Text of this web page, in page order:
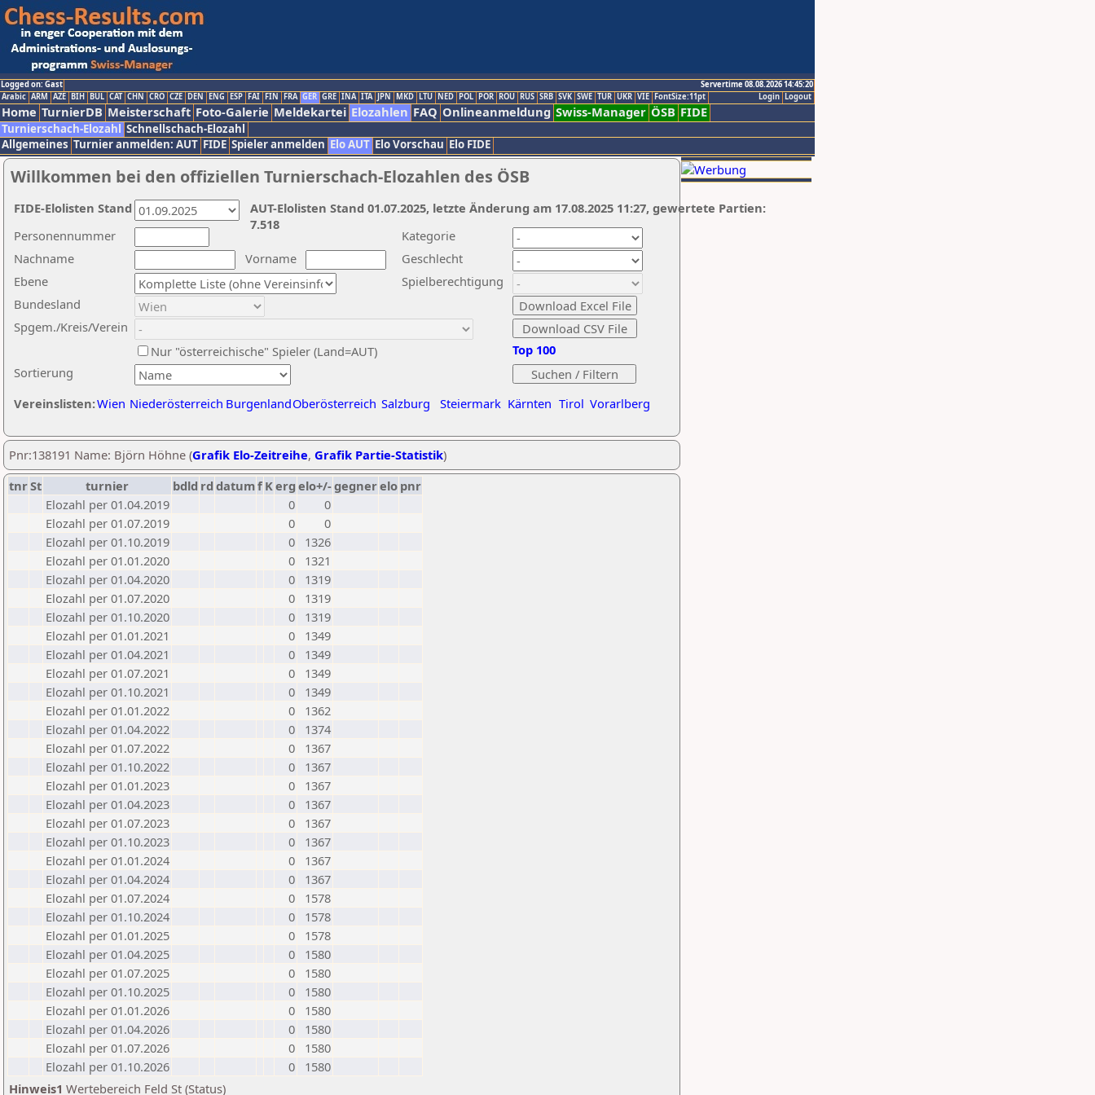
Logged on: Gast
Servertime 08.08.2026 14:45:20
Logout
Login
Arabic ARM AZE BIH BUL CAT CHN CRO CZE DEN ENG ESP FAI FIN FRA GER GRE INA ITA JPN MKD LTU NED POL POR ROU RUS SRB SVK SWE TUR UKR VIE FontSize:11pt
Home TurnierDB Meisterschaft Foto-Galerie Meldekartei Elozahlen FAQ Onlineanmeldung Swiss-Manager ÖSB FIDE
Turnierschach-Elozahl Schnellschach-Elozahl
Allgemeines Turnier anmelden: AUT FIDE Spieler anmelden Elo AUT Elo Vorschau Elo FIDE
Willkommen bei den offiziellen Turnierschach-Elozahlen des ÖSB
Nachname
Vorname
Ebene
Kategorie
Sortierung
Personennummer
Bundesland
Spgem./Kreis/Verein
Geschlecht
Nur "österreichische" Spieler (Land=AUT)
Spielberechtigung
Vereinslisten:Wien Niederösterreich BurgenlandOberösterreich Salzburg Steiermark Kärnten Tirol Vorarlberg
Top 100
AUT-Elolisten Stand 01.07.2025, letzte Änderung am 17.08.2025 11:27, gewertete Partien:
7.518
FIDE-Elolisten Stand
Pnr:138191 Name: Björn Höhne (Grafik Elo-Zeitreihe, Grafik Partie-Statistik)
tnrSt turnier bdld rd datumf Kerg elo+/-gegnerelo pnr
Elozahl per 01.04.2019
0
0
Elozahl per 01.07.2019
0
0
Elozahl per 01.10.2019
0
1326
Elozahl per 01.01.2020
0
1321
Elozahl per 01.04.2020
0
1319
Elozahl per 01.07.2020
0
1319
Elozahl per 01.10.2020
0
1319
Elozahl per 01.01.2021
0
1349
Elozahl per 01.04.2021
0
1349
Elozahl per 01.07.2021
0
1349
Elozahl per 01.10.2021
0
1349
Elozahl per 01.01.2022
0
1362
Elozahl per 01.04.2022
0
1374
Elozahl per 01.07.2022
0
1367
Elozahl per 01.10.2022
0
1367
Elozahl per 01.01.2023
0
1367
Elozahl per 01.04.2023
0
1367
Elozahl per 01.07.2023
0
1367
Elozahl per 01.10.2023
0
1367
Elozahl per 01.01.2024
0
1367
Elozahl per 01.04.2024
0
1367
Elozahl per 01.07.2024
0
1578
Elozahl per 01.10.2024
0
1578
Elozahl per 01.01.2025
0
1578
Elozahl per 01.04.2025
0
1580
Elozahl per 01.07.2025
0
1580
Elozahl per 01.10.2025
0
1580
Elozahl per 01.01.2026
0
1580
Elozahl per 01.04.2026
0
1580
Elozahl per 01.07.2026
0
1580
Elozahl per 01.10.2026
0
1580
Hinweis1 Wertebereich Feld St (Status)